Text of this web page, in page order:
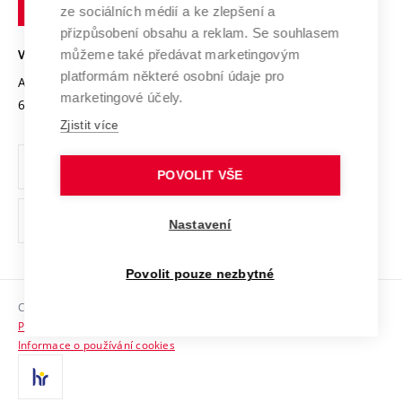
Open Science
Projekty
Projekty ze strukturálních fondů
Specifický výzkum
Mezinárodní dohody
Univerzitní sítě
Bezpečná univerzita
Vyznamenání
Organizační struktura
Ochrana osobních údajů
odkaz)
Sociální bezpečí
HR Award
Kontakty
VYSOKÉ UČENÍ TECHNICKÉ V BRNĚ
Antonínská 548/1
602 00 Brno
www.vut.cz
vut@vutbr.cz
Copyright © 2026 VUT
Prohlášení o přístupnosti
Informace o používání cookies
ze sociálních médií a ke zlepšení a
přizpůsobení obsahu a reklam. Se souhlasem
můžeme také předávat marketingovým
platformám některé osobní údaje pro
marketingové účely.
Zjistit více
POVOLIT VŠE
Nastavení
Povolit pouze nezbytné